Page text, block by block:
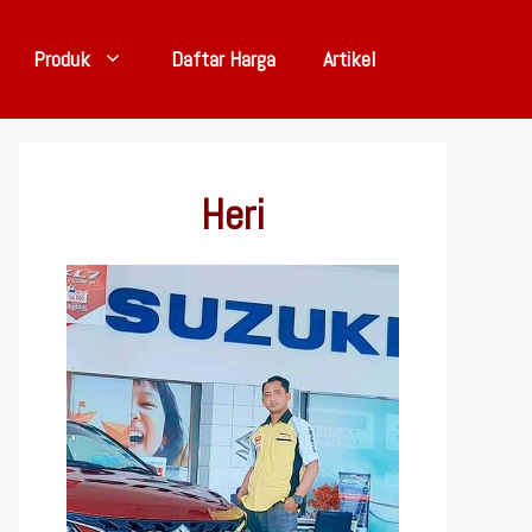
Produk Daftar Harga Artikel
Heri